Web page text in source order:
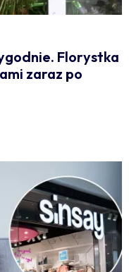
Florystka
zaraz po